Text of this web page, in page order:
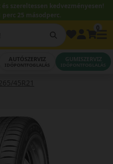
szereltessen kedvezményesen!
perc 24 másodperc.
AUTÓSZERVIZ
IDŐPONTFOGLALÁS
GUMISZERVIZ
IDŐPONTFOGLALÁS
45R21